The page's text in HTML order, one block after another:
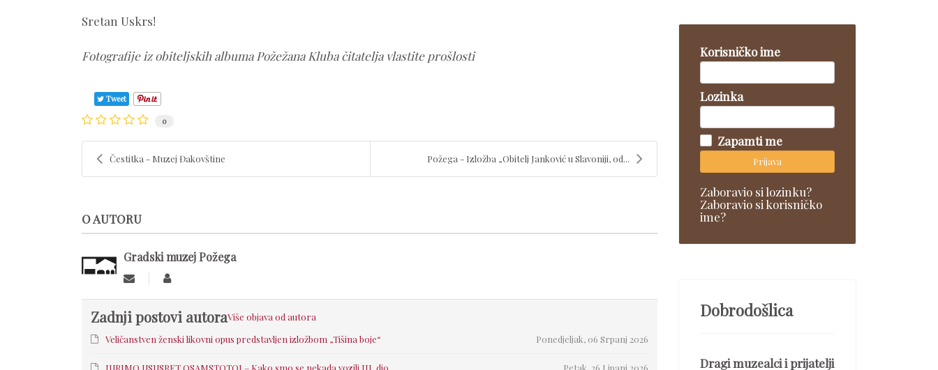
Sretan Uskrs!
Fotografije iz obiteljskih albuma Požežana Kluba čitatelja vlastite prošlosti
Tweet
0
Čestitka - Muzej Đakovštine Požega - Izložba „Obitelj Janković u Slavoniji, od...
O AUTORU
Gradski muzej Požega
Zadnji postovi autoraViše objava od autora
Ponedjeljak, 06 Srpanj 2026
Veličanstven ženski likovni opus predstavljen izložbom „Tišina boje“
Korisničko ime
Lozinka
Zapamti me
Prijava
Zaboravio si lozinku?
Zaboravio si korisničko
ime?
Dobrodošlica
Dragi muzealci i prijatelji